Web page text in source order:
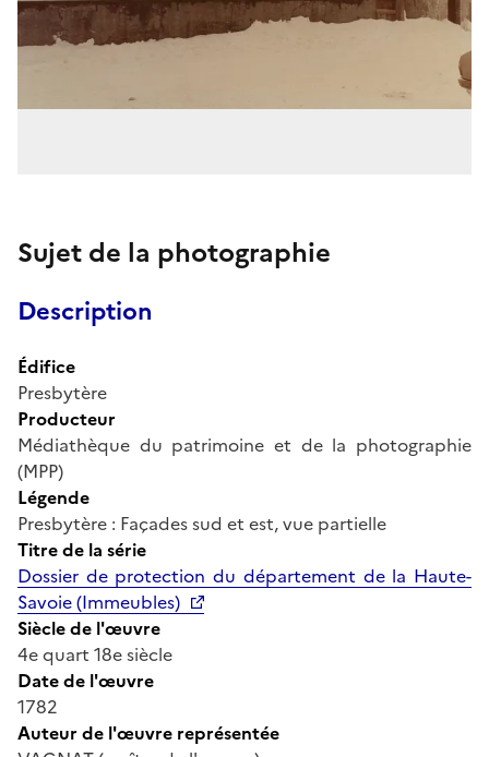
Sujet de la photographie
Description
Édifice
Presbytère
Producteur
Médiathèque du patrimoine et de la photographie
(MPP)
Légende
Presbytère : Façades sud et est, vue partielle
Titre de la série
Dossier de protection du département de la Haute-
Savoie (Immeubles)
Siècle de l'œuvre
4e quart 18e siècle
Date de l'œuvre
1782
Auteur de l'œuvre représentée